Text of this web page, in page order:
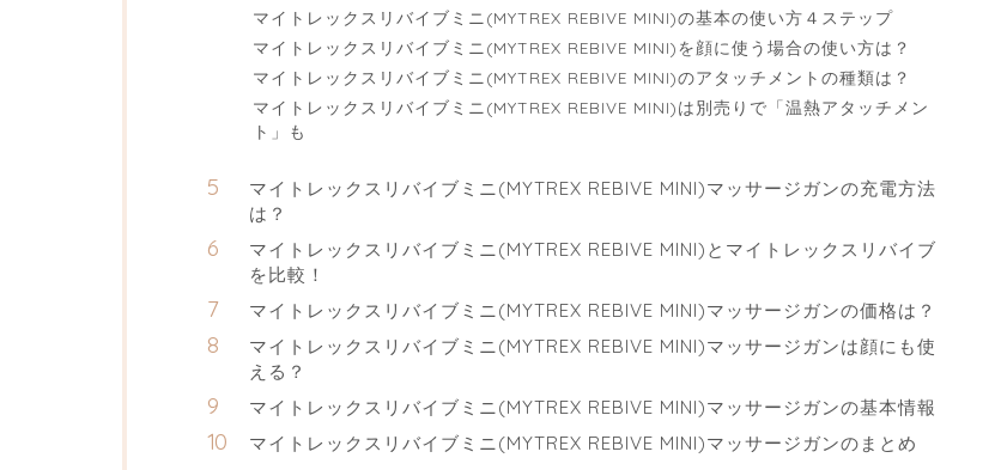
マイトレックスリバイブミニ(MYTREX REBIVE MINI)の基本の使い方４ステップ
マイトレックスリバイブミニ(MYTREX REBIVE MINI)を顔に使う場合の使い方は？
マイトレックスリバイブミニ(MYTREX REBIVE MINI)のアタッチメントの種類は？
マイトレックスリバイブミニ(MYTREX REBIVE MINI)は別売りで「温熱アタッチメン
ト」も
マイトレックスリバイブミニ(MYTREX REBIVE MINI)マッサージガンの充電方法
は？
マイトレックスリバイブミニ(MYTREX REBIVE MINI)とマイトレックスリバイブ
を比較！
マイトレックスリバイブミニ(MYTREX REBIVE MINI)マッサージガンの価格は？
マイトレックスリバイブミニ(MYTREX REBIVE MINI)マッサージガンは顔にも使
える？
マイトレックスリバイブミニ(MYTREX REBIVE MINI)マッサージガンの基本情報
マイトレックスリバイブミニ(MYTREX REBIVE MINI)マッサージガンのまとめ